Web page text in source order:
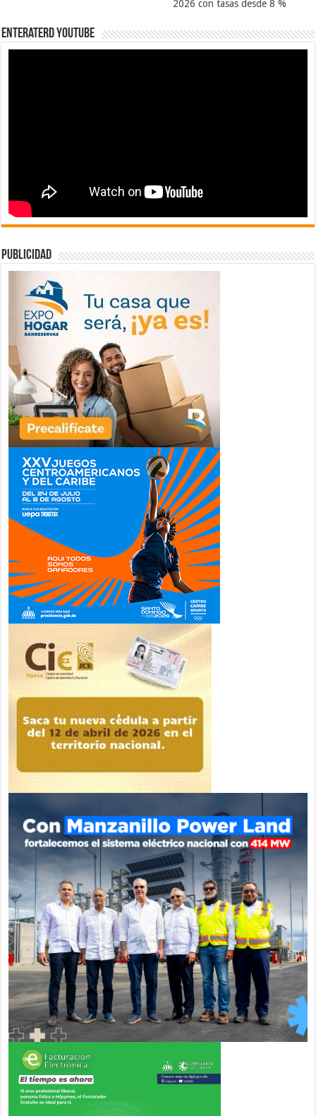
2026 con tasas desde 8 %
EnterateRD YOUTUBE
publicidad